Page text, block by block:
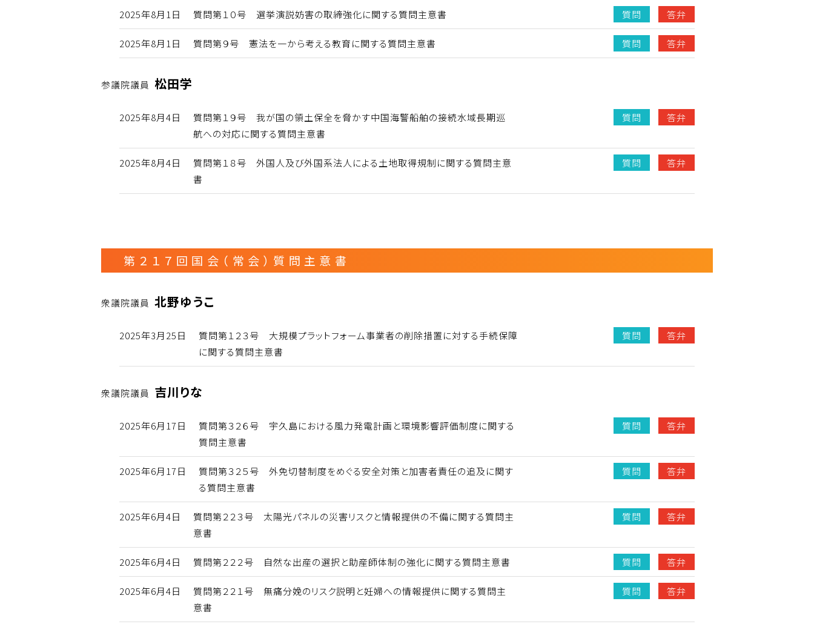
2025年8月1日 質問第１０号 選挙演説妨害の取締強化に関する質問主意書 質問 答弁
2025年8月1日 質問第９号 憲法を一から考える教育に関する質問主意書 質問 答弁
参議院議員 松田学
2025年8月4日
質問第１９号 我が国の領土保全を脅かす中国海警船舶の接続水域長期巡
航への対応に関する質問主意書
質問 答弁
2025年8月4日
質問第１８号 外国人及び外国系法人による土地取得規制に関する質問主意
書
質問 答弁
第２１７回国会（常会）質問主意書
衆議院議員 北野ゆうこ
2025年3月25日
質問第１２３号 大規模プラットフォーム事業者の削除措置に対する手続保障
に関する質問主意書
質問 答弁
衆議院議員 吉川りな
2025年6月17日
質問第３２６号 宇久島における風力発電計画と環境影響評価制度に関する
質問主意書
質問 答弁
2025年6月17日
質問第３２５号 外免切替制度をめぐる安全対策と加害者責任の追及に関す
る質問主意書
質問 答弁
2025年6月4日
質問第２２３号 太陽光パネルの災害リスクと情報提供の不備に関する質問主
意書
質問 答弁
2025年6月4日 質問第２２２号 自然な出産の選択と助産師体制の強化に関する質問主意書 質問 答弁
2025年6月4日
質問第２２１号 無痛分娩のリスク説明と妊婦への情報提供に関する質問主
意書
質問 答弁